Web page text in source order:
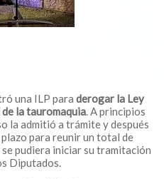
una ILP para derogar la Ley
la tauromaquia. A principios
la admitió a trámite y después
plazo para reunir un total de
pudiera iniciar su tramitación
Diputados.